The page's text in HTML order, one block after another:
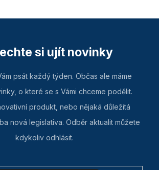
si ujít novinky
psát každý týden. Občas ale máme
o které se s Vámi chceme podělit.
produkt, nebo nějaká důležitá
nová legislativa. Odběr aktualit můžete
kdykoliv odhlásit.